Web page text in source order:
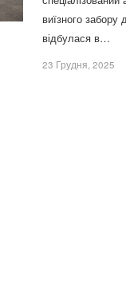
виїзного забору
відбулася в…
23 Грудня, 2025